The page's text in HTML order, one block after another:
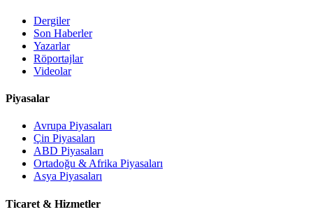
Dergiler
Son Haberler
Yazarlar
Röportajlar
Videolar
Piyasalar
Avrupa Piyasaları
Çin Piyasaları
ABD Piyasaları
Ortadoğu & Afrika Piyasaları
Asya Piyasaları
Ticaret & Hizmetler